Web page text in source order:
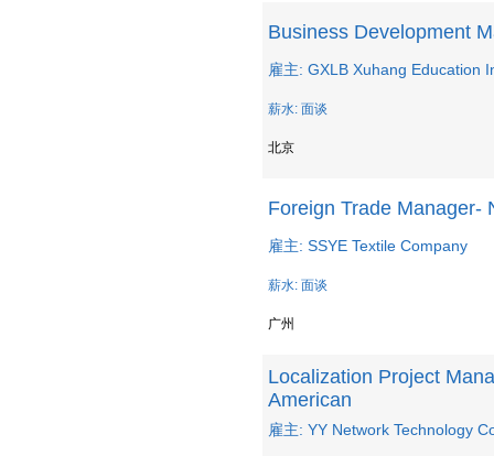
Business Development
雇主: GXLB Xuhang Education
薪水: 面谈
北京
Foreign Trade Manager-
雇主: SSYE Textile Company
薪水: 面谈
广州
Localization Project
American
雇主: YY Network Technology